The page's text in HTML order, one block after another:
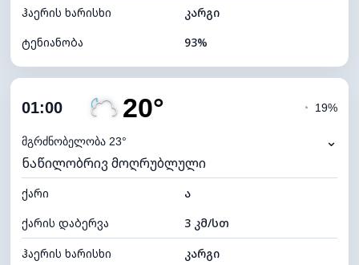
ჰაერის ხარისხი
კარგი
ტენიანობა
93%
ღრუბლიანობა
ნამის წერტილი
ხილვადობა
10 კმ
განათების ინდექსი 0 (ბნელი)
ღრუბლის სიმაღლე 9600 მ
01:00 20°
მგრძნობელობა 23°
◔ 19%
⌄
ნაწილობრივ მოღრუბლული
ქარი
ა
ქარის დაბერვა
3 კმ/სთ
ჰაერის ხარისხი
კარგი